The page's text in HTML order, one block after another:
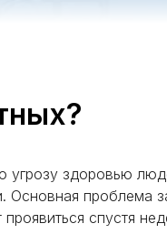
угрозу здоровью
проблема
спустя